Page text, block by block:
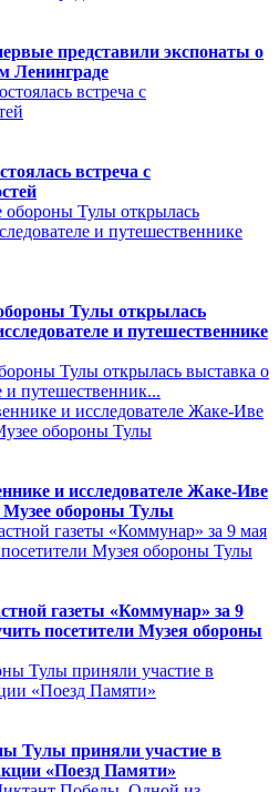
представили экспонаты о
Ленинграде
встреча с
Тулы открылась
и путешественнике
Тулы открылась выставка о
и путешественник...
и исследователе Жаке-Иве
Музее обороны Тулы
газеты «Коммунар» за 9
посетители Музея обороны
Тулы приняли участие в
«Поезд Памяти»